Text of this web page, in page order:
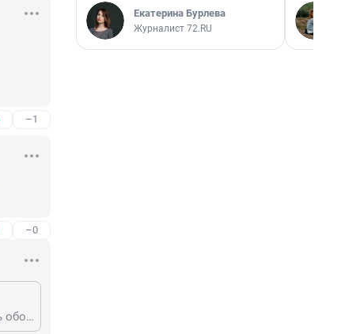
–1
–0
Два орла на российском гербе символизируют историческую необходимость оборонять свои рубежи на западе и на востоке. А не то, что ты тут плетешь.
Екатерина Бурлева
Журналист 72.RU